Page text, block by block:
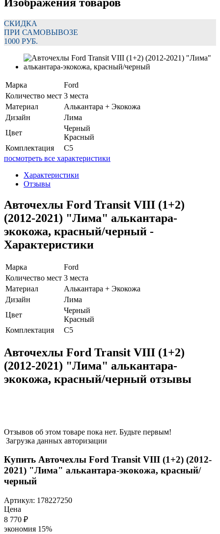
Изображения товаров
СКИДКА
ПРИ САМОВЫВОЗЕ
1000 РУБ.
Марка
Ford
Количество мест 3 места
Материал
Алькантара + Экокожа
Дизайн
Лима
Цвет
Черный
Красный
Комплектация
C5
посмотреть все характеристики
Характеристики
Отзывы
Авточехлы Ford Transit VIII (1+2)
(2012-2021) "Лима" алькантара-
экокожа, красный/черный -
Характеристики
Марка
Ford
Количество мест 3 места
Материал
Алькантара + Экокожа
Дизайн
Лима
Цвет
Черный
Красный
Комплектация
C5
Авточехлы Ford Transit VIII (1+2)
(2012-2021) "Лима" алькантара-
экокожа, красный/черный отзывы
Отзывов об этом товаре пока нет. Будьте первым!
Загрузка данных авторизации
Купить Авточехлы Ford Transit VIII (1+2) (2012-
2021) "Лима" алькантара-экокожа, красный/
черный
Артикул: 178227250
Цена
8 770 ₽
экономия 15%